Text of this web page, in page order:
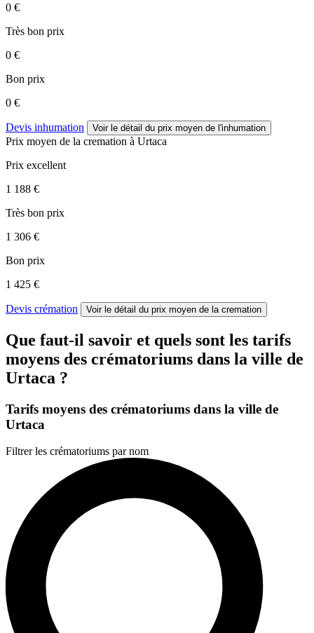
0 €
Très bon prix
0 €
Bon prix
0 €
Devis inhumation Voir le détail du prix moyen de l'inhumation
Prix moyen de la cremation à Urtaca
Prix excellent
1 188 €
Très bon prix
1 306 €
Bon prix
1 425 €
Devis crémation Voir le détail du prix moyen de la cremation
Que faut-il savoir et quels sont les tarifs
moyens des crématoriums dans la ville de
Urtaca ?
Tarifs moyens des crématoriums dans la ville de
Urtaca
Filtrer les crématoriums par nom